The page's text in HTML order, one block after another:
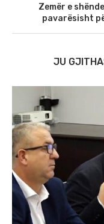
Zemër e
pavarësisht
JU